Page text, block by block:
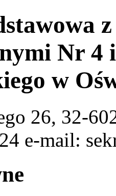
Nr 4
w
26, 32-
e-mail: